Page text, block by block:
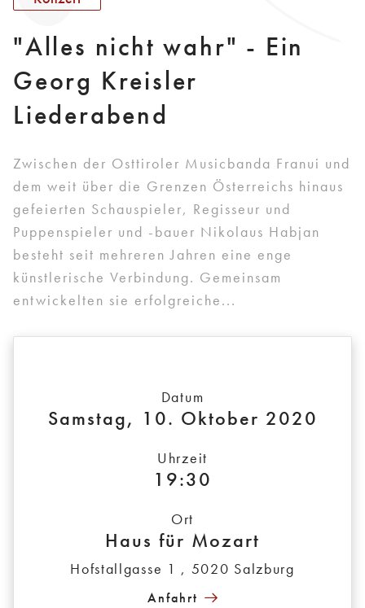
"Alles nicht wahr" - Ein
Georg Kreisler
Liederabend
Zwischen der Osttiroler Musicbanda Franui und
dem weit über die Grenzen Österreichs hinaus
gefeierten Schauspieler, Regisseur und
Puppenspieler und -bauer Nikolaus Habjan
besteht seit mehreren Jahren eine enge
künstlerische Verbindung. Gemeinsam
entwickelten sie erfolgreiche...
Datum
Samstag, 10. Oktober 2020
Uhrzeit
19:30
Ort
Haus für Mozart
Hofstallgasse 1 , 5020 Salzburg
Anfahrt